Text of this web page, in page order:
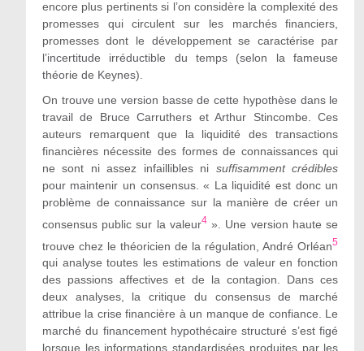
encore plus pertinents si l’on considère la complexité des
promesses qui circulent sur les marchés financiers,
promesses dont le développement se caractérise par
l’incertitude irréductible du temps (selon la fameuse
théorie de Keynes).
On trouve une version basse de cette hypothèse dans le
travail de Bruce Carruthers et Arthur Stincombe. Ces
auteurs remarquent que la liquidité des transactions
financières nécessite des formes de connaissances qui
ne sont ni assez infaillibles ni suffisamment crédibles
pour maintenir un consensus. « La liquidité est donc un
problème de connaissance sur la manière de créer un
consensus public sur la valeur4 » . Une version haute se
trouve chez le théoricien de la régulation, André Orléan5
qui analyse toutes les estimations de valeur en fonction
des passions affectives et de la contagion. Dans ces
deux analyses, la critique du consensus de marché
attribue la crise financière à un manque de confiance. Le
marché du financement hypothécaire structuré s’est figé
lorsque les informations standardisées produites par les